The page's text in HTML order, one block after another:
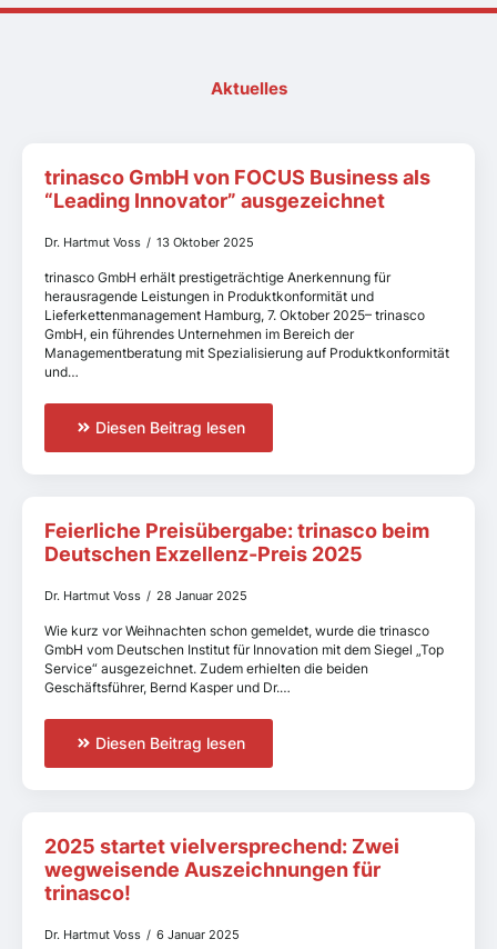
Aktuelles
trinasco GmbH von FOCUS Business als
“Leading Innovator” ausgezeichnet
Dr. Hartmut Voss 13 Oktober 2025
trinasco GmbH erhält prestigeträchtige Anerkennung für
herausragende Leistungen in Produktkonformität und
Lieferkettenmanagement Hamburg, 7. Oktober 2025– trinasco
GmbH, ein führendes Unternehmen im Bereich der
Managementberatung mit Spezialisierung auf Produktkonformität
und…
Diesen Beitrag lesen
Feierliche Preisübergabe: trinasco beim
Deutschen Exzellenz-Preis 2025
Dr. Hartmut Voss 28 Januar 2025
Wie kurz vor Weihnachten schon gemeldet, wurde die trinasco
GmbH vom Deutschen Institut für Innovation mit dem Siegel „Top
Service“ ausgezeichnet. Zudem erhielten die beiden
Geschäftsführer, Bernd Kasper und Dr.…
Diesen Beitrag lesen
2025 startet vielversprechend: Zwei
wegweisende Auszeichnungen für
trinasco!
Dr. Hartmut Voss 6 Januar 2025